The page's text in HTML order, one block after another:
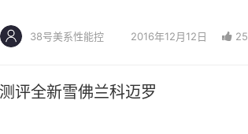
38号美系性能控 2016年12月12日 25
测评全新雪佛兰科迈罗